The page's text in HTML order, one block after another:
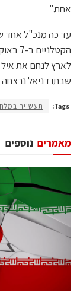
אחת."
עד כה מנכ"ל אחד
שבתו דניאל
Tags: תעשייה
נוספים מאמרים